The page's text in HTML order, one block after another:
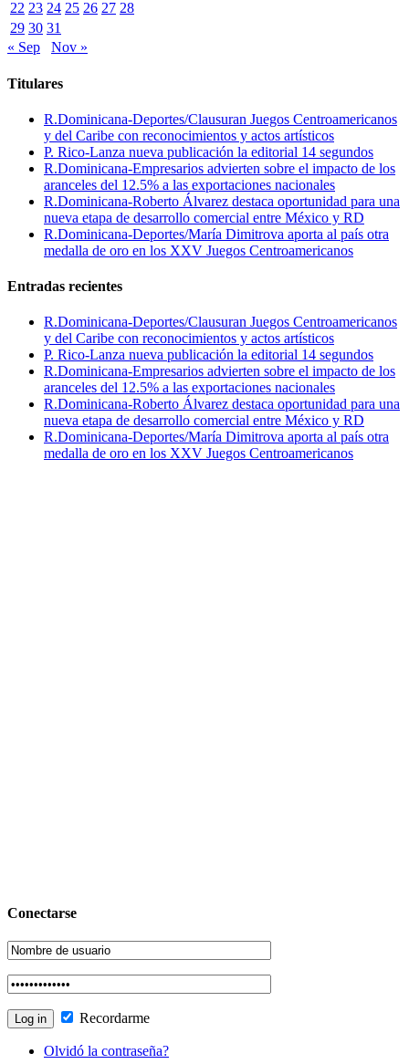
22 23 24 25 26 27 28
29 30 31
« Sep
Nov »
Titulares
R.Dominicana-Deportes/Clausuran Juegos Centroamericanos
y del Caribe con reconocimientos y actos artísticos
P. Rico-Lanza nueva publicación la editorial 14 segundos
R.Dominicana-Empresarios advierten sobre el impacto de los
aranceles del 12.5% a las exportaciones nacionales
R.Dominicana-Roberto Álvarez destaca oportunidad para una
nueva etapa de desarrollo comercial entre México y RD
R.Dominicana-Deportes/María Dimitrova aporta al país otra
medalla de oro en los XXV Juegos Centroamericanos
Entradas recientes
R.Dominicana-Deportes/Clausuran Juegos Centroamericanos
y del Caribe con reconocimientos y actos artísticos
P. Rico-Lanza nueva publicación la editorial 14 segundos
R.Dominicana-Empresarios advierten sobre el impacto de los
aranceles del 12.5% a las exportaciones nacionales
R.Dominicana-Roberto Álvarez destaca oportunidad para una
nueva etapa de desarrollo comercial entre México y RD
R.Dominicana-Deportes/María Dimitrova aporta al país otra
medalla de oro en los XXV Juegos Centroamericanos
Conectarse
Recordarme
Olvidó la contraseña?